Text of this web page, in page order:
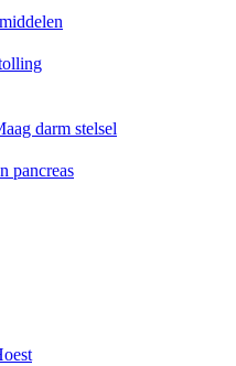
darm stelsel
pancreas